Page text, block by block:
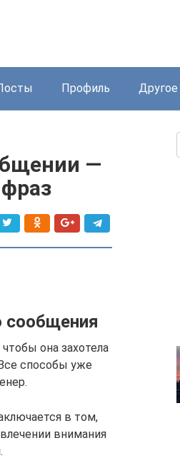
Профиль Другое
—
сообщения
она захотела
способы уже
в том,
внимания